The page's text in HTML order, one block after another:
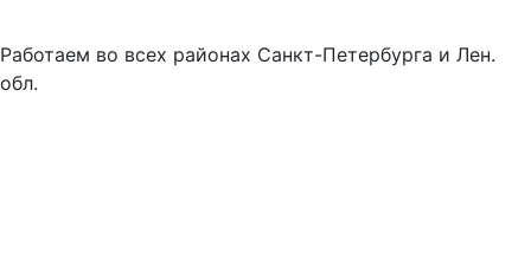
Работаем во всех районах Санкт-Петербурга и Лен.
обл.